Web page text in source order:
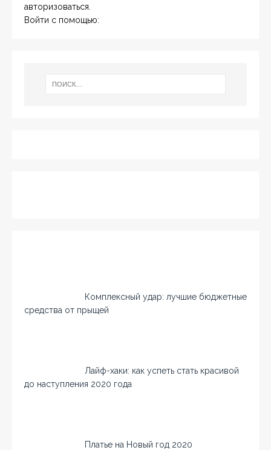
авторизоваться
Войти с помощью:
Комплексный удар: лучшие бюджетные
средства от прыщей
Лайф-хаки: как успеть стать красивой
до наступления 2020 года
Платье на Новый год 2020